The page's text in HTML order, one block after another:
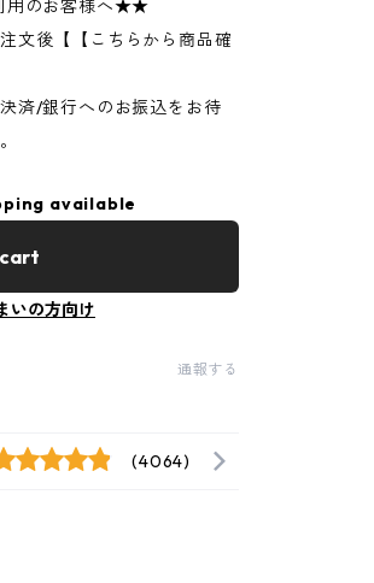
用のお客様へ★★
文後【【こちらから商品確
済/銀行へのお振込をお待
available
いの方向け
通報する
(4064)